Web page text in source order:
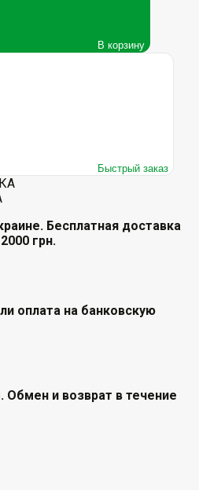
В корзину
Быстрый заказ
Бесплатная доставка
грн.
оплата на банковскую
Обмен и возврат в течение